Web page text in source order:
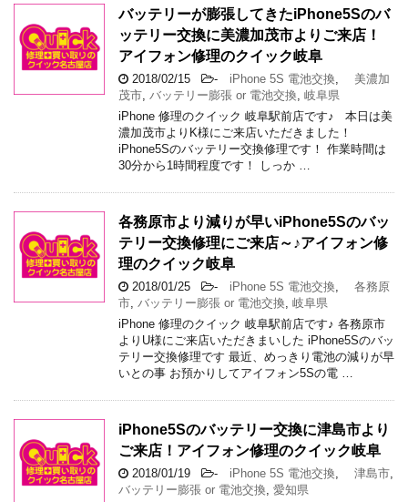
バッテリーが膨張してきたiPhone5Sのバ
ッテリー交換に美濃加茂市よりご来店！
アイフォン修理のクイック岐阜
2018/02/15 - iPhone 5S 電池交換,
美濃加
茂市, バッテリー膨張 or 電池交換, 岐阜県
iPhone 修理のクイック 岐阜駅前店です♪ 本日は美
濃加茂市よりK様にご来店いただきました！
iPhone5Sのバッテリー交換修理です！ 作業時間は
30分から1時間程度です！ しっか …
各務原市より減りが早いiPhone5Sのバッ
テリー交換修理にご来店～♪アイフォン修
理のクイック岐阜
2018/01/25 - iPhone 5S 電池交換,
各務原
市, バッテリー膨張 or 電池交換, 岐阜県
iPhone 修理のクイック 岐阜駅前店です♪ 各務原市
よりU様にご来店いただきまいした iPhone5Sのバッ
テリー交換修理です 最近、めっきり電池の減りが早
いとの事 お預かりしてアイフォン5Sの電 …
iPhone5Sのバッテリー交換に津島市より
ご来店！アイフォン修理のクイック岐阜
2018/01/19 - iPhone 5S 電池交換, 津島市,
バッテリー膨張 or 電池交換, 愛知県